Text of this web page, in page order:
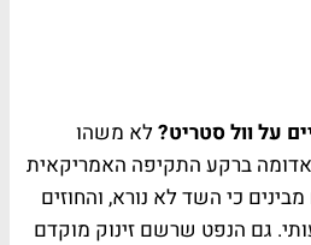
על וול סטריט?לא משהו
ברקע התקיפה האמריקאית
כי השד לא נורא, והחוזים
גם הנפט שרשם זינוק מוקדם